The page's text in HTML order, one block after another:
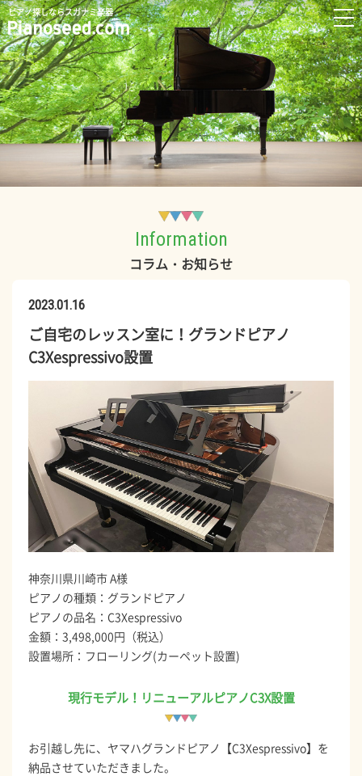
ピアノ探しならスガナミ楽器
Information
コラム・お知らせ
2023.01.16
ご自宅のレッスン室に！グランドピアノ
C3Xespressivo設置
神奈川県川崎市 A様
ピアノの種類：グランドピアノ
ピアノの品名：C3Xespressivo
金額：3,498,000円（税込）
設置場所：フローリング(カーペット設置)
現行モデル！リニューアルピアノC3X設置
お引越し先に、ヤマハグランドピアノ【C3Xespressivo】を
納品させていただきました。